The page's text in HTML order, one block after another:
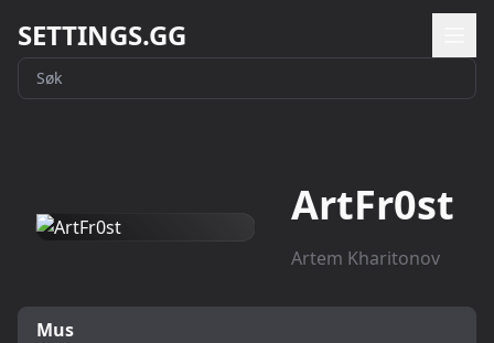
SETTINGS.GG
ArtFr0st
Artem Kharitonov
Mus